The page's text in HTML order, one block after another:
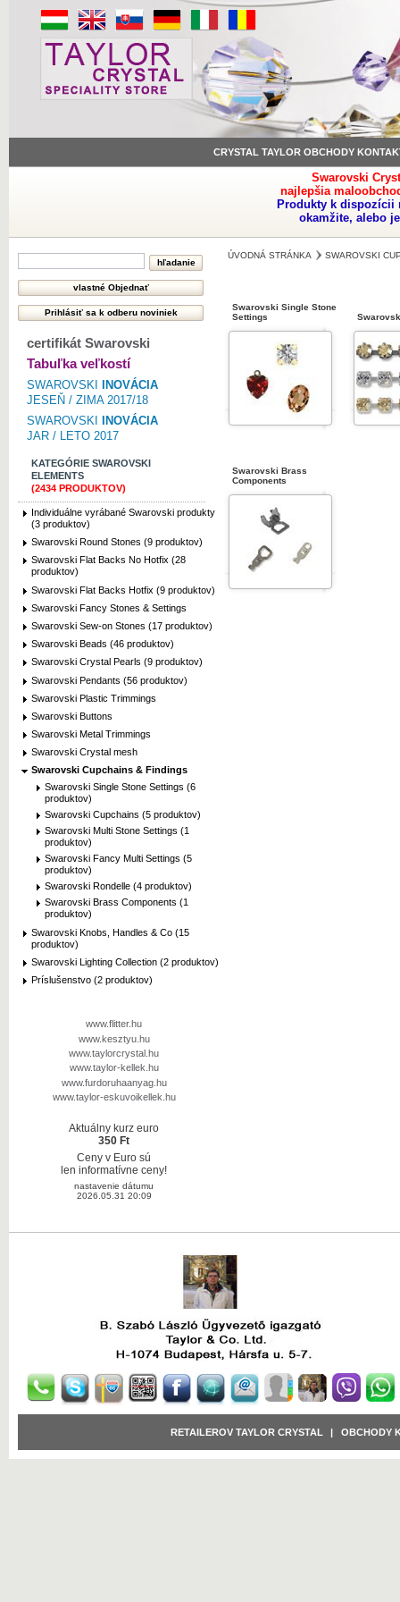
CRYSTAL TAYLOR OBCHODY
Swarovski
najlepšia
Produkty k dispozícii
okamžite, alebo
certifikát Swarovski
Tabuľka veľkostí
SWAROVSKI
INOVÁCIA
JESEŇ / ZIMA 2017/18
SWAROVSKI
INOVÁCIA
JAR / LETO 2017
KATEGÓRIE SWAROVSKI
ELEMENTS
(2434 PRODUKTOV)
Individuálne vyrábané Swarovski produkty
(3 produktov)
Swarovski Round Stones (9 produktov)
Swarovski Flat Backs No Hotfix (28
produktov)
Swarovski Flat Backs Hotfix (9 produktov)
Swarovski Fancy Stones & Settings
Swarovski Sew-on Stones (17 produktov)
Swarovski Beads (46 produktov)
Swarovski Crystal Pearls (9 produktov)
Swarovski Pendants (56 produktov)
Swarovski Plastic Trimmings
Swarovski Buttons
Swarovski Metal Trimmings
Swarovski Crystal mesh
Swarovski Cupchains & Findings
Swarovski Single Stone Settings (6
produktov)
Swarovski Cupchains (5 produktov)
Swarovski Multi Stone Settings (1
produktov)
Swarovski Fancy Multi Settings (5
produktov)
Swarovski Rondelle (4 produktov)
Swarovski Brass Components (1
produktov)
Swarovski Knobs, Handles & Co (15
produktov)
Swarovski Lighting Collection (2 produktov)
Príslušenstvo (2 produktov)
www.flitter.hu
www.kesztyu.hu
www.taylorcrystal.hu
www.taylor-kellek.hu
www.furdoruhaanyag.hu
www.taylor-eskuvoikellek.hu
Aktuálny kurz euro
350 Ft
Ceny v Euro sú
len informatívne ceny!
nastavenie dátumu
2026.05.31 20:09
ÚVODNÁ STRÁNKA SWAROVSKI
Swarovski Single Stone
Settings
Swarovski Brass
Components
RETAILEROV TAYLOR CRYSTAL OBCHODY